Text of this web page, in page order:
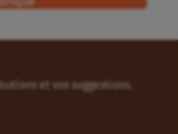
et vos suggestions.